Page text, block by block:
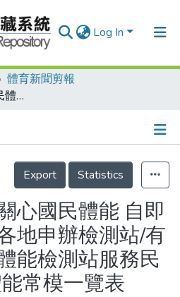
Log In
體育新聞剪報
行政院體委會關心國民體能 自即日起接受全國各地申辦檢測站/有興趣申請設立體能檢測站服務民眾嗎？/國民體能常模一覽表
Details
Export
Statistics
心國民體能 自即
地申辦檢測站/有
能檢測站服務民
常模一覽表